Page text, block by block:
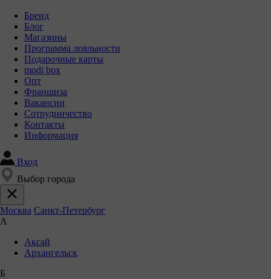
Бренд
Блог
Магазины
Программа лояльности
Подарочные карты
modi box
Опт
Франшиза
Вакансии
Сотрудничество
Контакты
Информация
Вход
Выбор города
Москва Санкт-Петербург
А
Аксай
Архангельск
Б